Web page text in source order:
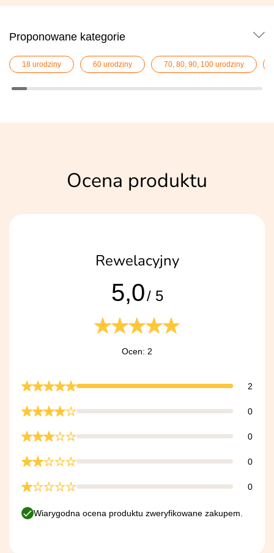
Proponowane kategorie
18 urodziny 60 urodziny 70, 80, 90, 100 urodziny
Ocena produktu
Rewelacyjny
5,0/ 5
Ocen: 2
2
0
0
0
0
Wiarygodna ocena produktu zweryfikowane zakupem.